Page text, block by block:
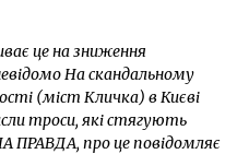
це на зниження
На скандальному
(міст Кличка) в Києві
троси, які стягують
ПРАВДА, про це повідомляє